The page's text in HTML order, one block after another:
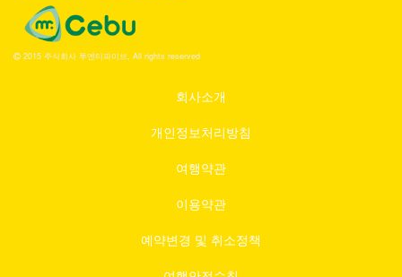
2015 주식회사 투엔티파이브, All rights reserved
회사소개
개인정보처리방침
여행약관
이용약관
예약변경 및 취소정책